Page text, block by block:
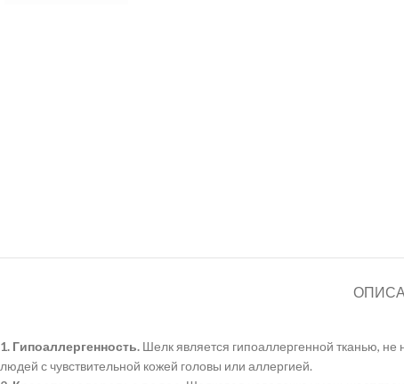
1. Гипоаллергенность. Шелк является гипоаллергенной тканью,
людей с чувствительной кожей головы или аллергией.